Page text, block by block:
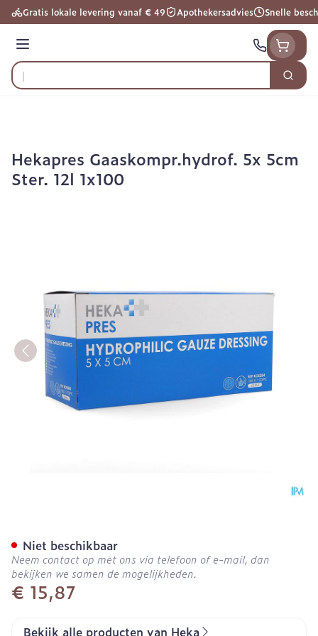
Ga naar de inhoud
Gratis lokale levering vanaf € 49 Apothekersadvies Snelle
Menu
Product, merk, categorie...
Zoek
Hekapres Gaaskompr.hydrof. 5x 5cm
Ster. 12l 1x100
€ 15,87
Niet beschikbaar
Neem contact op met ons via telefoon of e-mail, dan
bekijken we samen de mogelijkheden.
Bekijk alle producten van Heka